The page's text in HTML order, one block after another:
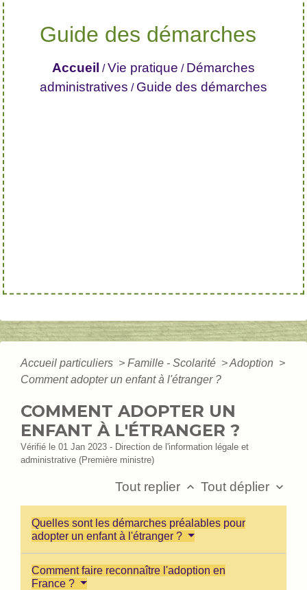
Guide des démarches
Accueil /Vie pratique / Démarches
administratives / Guide des démarches
Accueil particuliers > Famille - Scolarité >Adoption >
Comment adopter un enfant à l'étranger ?
COMMENT ADOPTER UN
ENFANT À L'ÉTRANGER ?
Vérifié le 01 Jan 2023 - Direction de l'information légale et
administrative (Première ministre)
Tout replier keyboard_arrow_up Tout déplier keyboard_arrow_down
Quelles sont les démarches préalables pour
adopter un enfant à l'étranger ?
Comment faire reconnaître l'adoption en
France ?